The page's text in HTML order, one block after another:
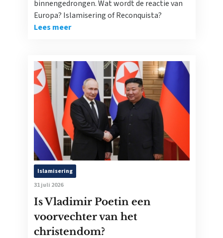
binnengedrongen. Wat wordt de reactie van
Europa? Islamisering of Reconquista?
Lees meer
Islamisering
31 juli 2026
Is Vladimir Poetin een
voorvechter van het
christendom?